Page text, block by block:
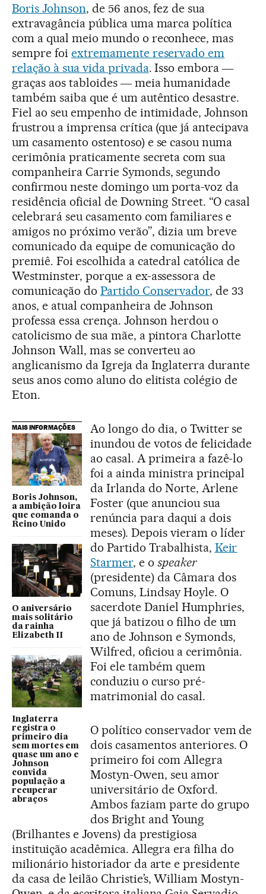
Boris Johnson, de 56 anos, fez de sua
extravagância pública uma marca política
com a qual meio mundo o reconhece, mas
sempre foi extremamente reservado em
relação à sua vida privada. Isso embora ―
graças aos tabloides ― meia humanidade
também saiba que é um autêntico desastre.
Fiel ao seu empenho de intimidade, Johnson
frustrou a imprensa crítica (que já antecipava
um casamento ostentoso) e se casou numa
cerimônia praticamente secreta com sua
companheira Carrie Symonds, segundo
confirmou neste domingo um porta-voz da
residência oficial de Downing Street. “O casal
celebrará seu casamento com familiares e
amigos no próximo verão”, dizia um breve
comunicado da equipe de comunicação do
premiê. Foi escolhida a catedral católica de
Westminster, porque a ex-assessora de
comunicação do Partido Conservador, de 33
anos, e atual companheira de Johnson
professa essa crença. Johnson herdou o
catolicismo de sua mãe, a pintora Charlotte
Johnson Wall, mas se converteu ao
anglicanismo da Igreja da Inglaterra durante
seus anos como aluno do elitista colégio de
Eton.
MAIS INFORMAÇÕES
Boris Johnson,
a ambição loira
que comanda o
Reino Unido
O aniversário
mais solitário
da rainha
Elizabeth II
Inglaterra
registra o
primeiro dia
sem mortes em
quase um ano e
Johnson
convida
população a
recuperar
abraços
Ao longo do dia, o Twitter se
inundou de votos de felicidade
ao casal. A primeira a fazê-lo
foi a ainda ministra principal
da Irlanda do Norte, Arlene
Foster (que anunciou sua
renúncia para daqui a dois
meses). Depois vieram o líder
do Partido Trabalhista, Keir
Starmer, e o speaker
(presidente) da Câmara dos
Comuns, Lindsay Hoyle. O
sacerdote Daniel Humphries,
que já batizou o filho de um
ano de Johnson e Symonds,
Wilfred, oficiou a cerimônia.
Foi ele também quem
conduziu o curso pré-
matrimonial do casal.
O político conservador vem de
dois casamentos anteriores. O
primeiro foi com Allegra
Mostyn-Owen, seu amor
universitário de Oxford.
Ambos faziam parte do grupo
dos Bright and Young
(Brilhantes e Jovens) da prestigiosa
instituição acadêmica. Allegra era filha do
milionário historiador da arte e presidente
da casa de leilão Christie’s, William Mostyn-